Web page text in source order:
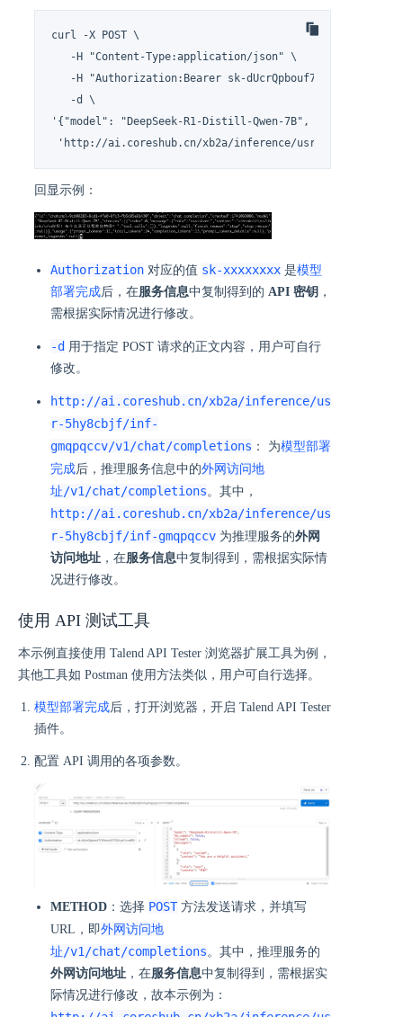
curl -X POST \
   -H "Content-Type:application/json" \
-H "Authorization:Bearer sk-
   -d \
'{"model": "DeepSeek-R1-Distill-Qwen-7B",
'http://ai.coreshub.cn/xb2a/inference/usr-5hy8cbjf/inf-
回显示例：
Authorization 对应的值 sk-xxxxxxxx 是模型
部署完成后，在服务信息中复制得到的 API 密钥 ，
需根据实际情况进行修改。
-d 用于指定 POST 请求的正文内容，用户可自行
修改。
http://ai.coreshub.cn/xb2a/inference/us
r-5hy8cbjf/inf-
gmqpqccv/v1/chat/completions ： 为模型部署
完成后，推理服务信息中的外网访问地
址/v1/chat/completions。其中，
http://ai.coreshub.cn/xb2a/inference/us
r-5hy8cbjf/inf-gmqpqccv 为推理服务的外网
访问地址 ，在服务信息中复制得到，需根据实际情
况进行修改。
使用 API 测试工具
本示例直接使用 Talend API Tester 浏览器扩展工具为例，
其他工具如 Postman 使用方法类似，用户可自行选择。
模型部署完成后，打开浏览器，开启 Talend API Tester
插件。
配置 API 调用的各项参数。
METHOD ：选择 POST方法发送请求，并填写
URL，即外网访问地
址/v1/chat/completions。其中，推理服务的
外网访问地址 ，在服务信息中复制得到，需根据实
际情况进行修改，故本示例为：